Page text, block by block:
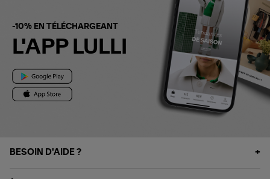
-10% EN TÉLÉCHARGEANT
L'APP LULLI
BESOIN D'AIDE ?